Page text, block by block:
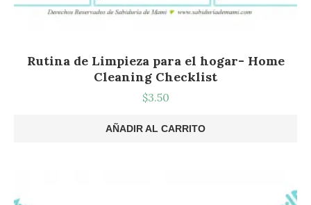
Rutina de Limpieza para el hogar- Home
Cleaning Checklist
$3.50
AÑADIR AL CARRITO